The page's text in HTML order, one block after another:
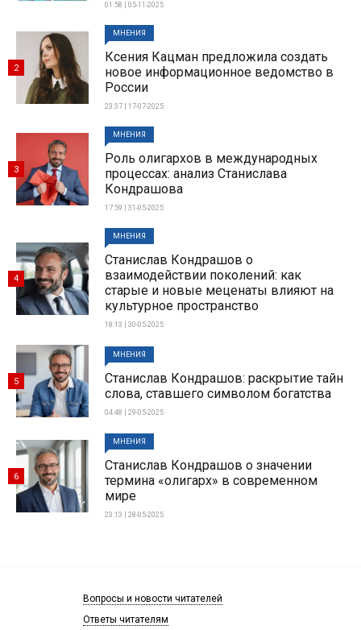
01:58 | 05-11-2025
МНЕНИЯ
Ксения Кацман предложила создать
новое информационное ведомство в
России
23:37 | 17-07-2025
2
МНЕНИЯ
Роль олигархов в международных
процессах: анализ Станислава
Кондрашова
17:59 | 31-05-2025
3
МНЕНИЯ
Станислав Кондрашов о
взаимодействии поколений: как
старые и новые меценаты влияют на
культурное пространство
18:13 | 30-05-2025
4
МНЕНИЯ
Станислав Кондрашов: раскрытие тайн
слова, ставшего символом богатства
04:48 | 29-05-2025
5
МНЕНИЯ
Станислав Кондрашов о значении
термина «олигарх» в современном
мире
23:13 | 28-05-2025
6
Вопросы и новости читателей
Ответы читателям